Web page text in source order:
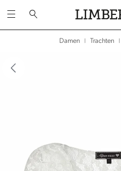
Damen Trachten